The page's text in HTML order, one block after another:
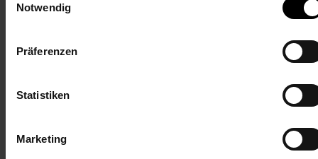
Notwendig
Präferenzen
Statistiken
Marketing
Stauraum von etwa 30 Liter. Somit können Ihre Einkäufe leicht
TECHNISCHE DATEN
Akku:48V-20AH Lithium Akku
Reichweite: ca. 50 km